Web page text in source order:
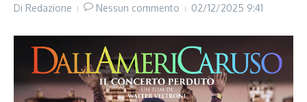
Di Redazione Nessun commento 02/12/2025 9:41